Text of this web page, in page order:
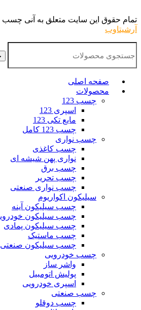
تمام حقوق این سایت متعلق به آنی چسب
آرشیتاوب
صفحه اصلی
محصولات
چسب 123
اسپری 123
مایع تکی 123
چسب 123 کامل
چسب نواری
چسب کاغذی
نواری پهن شیشه ای
چسب برق
چسب تحریر
چسب نواری صنعتی
سیلیکون اکواریوم
چسب سیلیکون آینه
چسب سیلیکون
چسب سیلیکون پمادی
چسب ماستیک
چسب سیلیکون صنعتی
چسب خودرویی
واشر ساز
پولیش اتومبیل
اسپری خودرویی
چسب صنعتی
چسب دوقلو